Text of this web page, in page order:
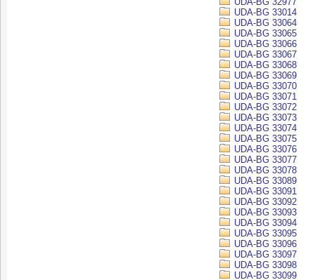
UDA-BG 33014
UDA-BG 33064
UDA-BG 33065
UDA-BG 33066
UDA-BG 33067
UDA-BG 33068
UDA-BG 33069
UDA-BG 33070
UDA-BG 33071
UDA-BG 33072
UDA-BG 33073
UDA-BG 33074
UDA-BG 33075
UDA-BG 33076
UDA-BG 33077
UDA-BG 33078
UDA-BG 33089
UDA-BG 33091
UDA-BG 33092
UDA-BG 33093
UDA-BG 33094
UDA-BG 33095
UDA-BG 33096
UDA-BG 33097
UDA-BG 33098
UDA-BG 33099